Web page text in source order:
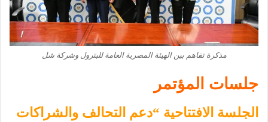
مذكرة تفاهم بين الهيئة المصرية العامة للبترول وشركة شل
جلسات المؤتمر
الجلسة الافتتاحية “دعم التحالف والشراكات